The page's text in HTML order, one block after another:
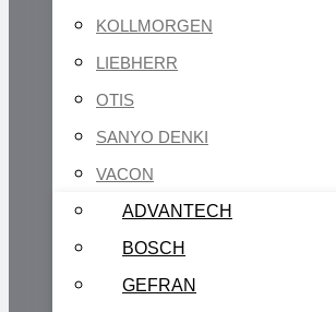
KOLLMORGEN
LIEBHERR
OTIS
SANYO DENKI
VACON
ADVANTECH
BOSCH
GEFRAN